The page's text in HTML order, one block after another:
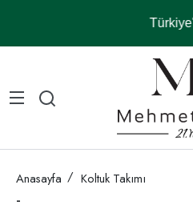
Anasayfa Koltuk Takımı
-